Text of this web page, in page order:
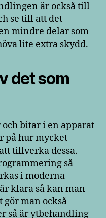
är också till
se till att det
mindre delar som
lite extra skydd.
det som
bitar i en apparat
på hur mycket
tillverka dessa.
så
i moderna
klara så kan man
gör man också
så är ytbehandling